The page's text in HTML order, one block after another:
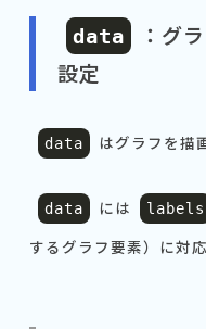
data
：グ
設定
data はグラフを描
data には labels
するグラフ要素）に対